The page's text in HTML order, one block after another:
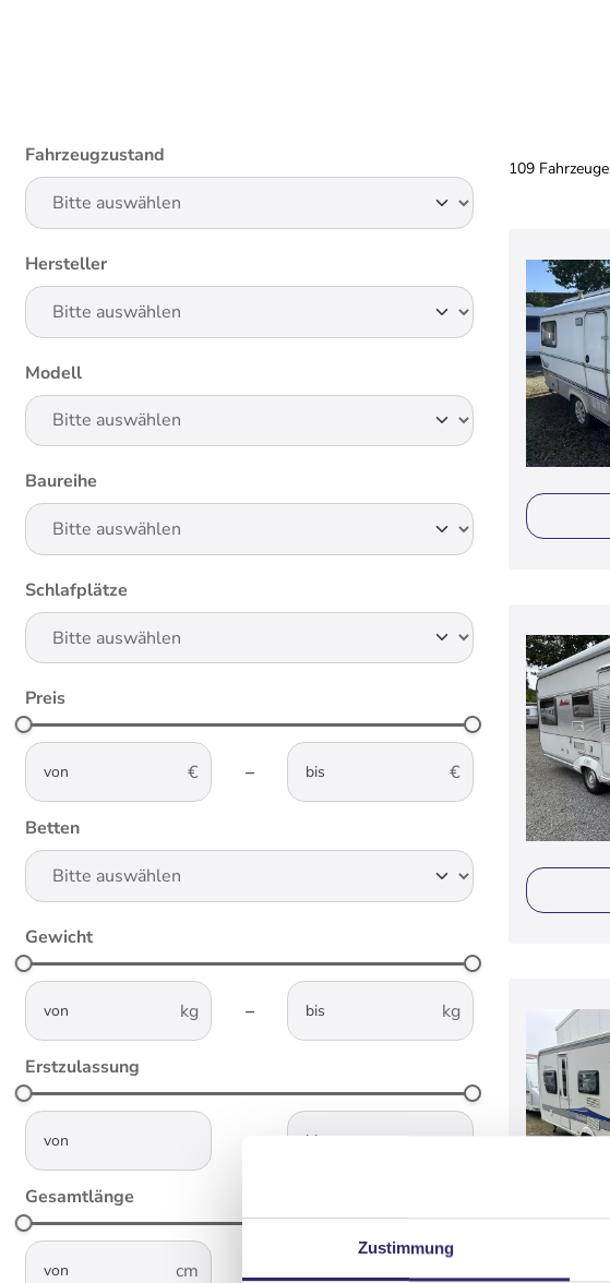
Zustimmung
Fahrzeugzustand
Hersteller
Modell
Baureihe
Schlafplätze
Preis
not-visible
–
not-visible
Betten
Gewicht
not-visible
–
not-visible
Erstzulassung
not-visible not-visible
Gesamtlänge
not-visible not-visible
109 Fahrzeuge